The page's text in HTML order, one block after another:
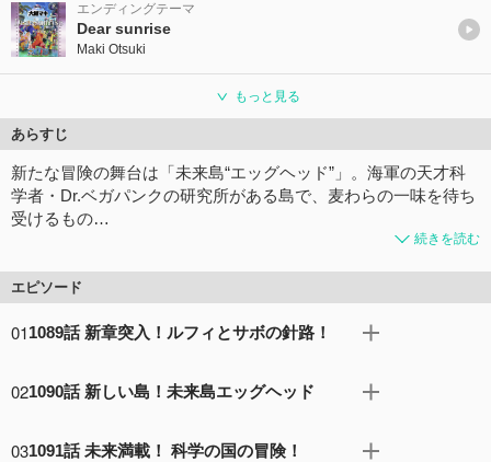
エンディングテーマ
Dear sunrise
Maki Otsuki
もっと見る
あらすじ
新たな冒険の舞台は「未来島“エッグヘッド”」。海軍の天才科
学者・Dr.ベガパンクの研究所がある島で、麦わらの一味を待ち
受けるもの…
続きを読む
エピソード
011089話 新章突入！ルフィとサボの針路！
最後のロードポーネグリフを発見できればラフテルに辿り
コメント24件拍手78回
021090話 新しい島！未来島エッグヘッド
メと遭遇する。その勢いでルフィ、チョッパー、そして海
031091話 未来満載！ 科学の国の冒険！